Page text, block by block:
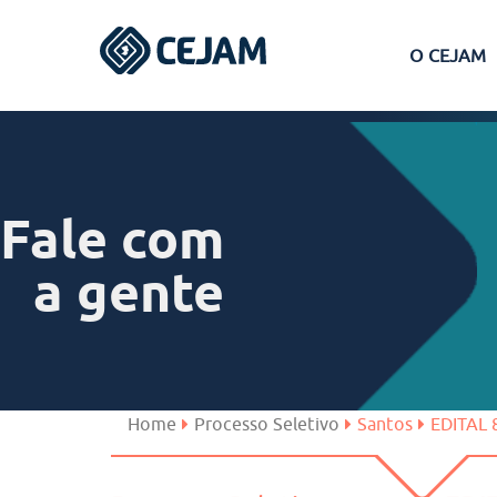
O CEJAM
Ferraz de Vasconcelos
São José dos Campos
Fale com
a gente
Home Processo Seletivo Santos EDITAL